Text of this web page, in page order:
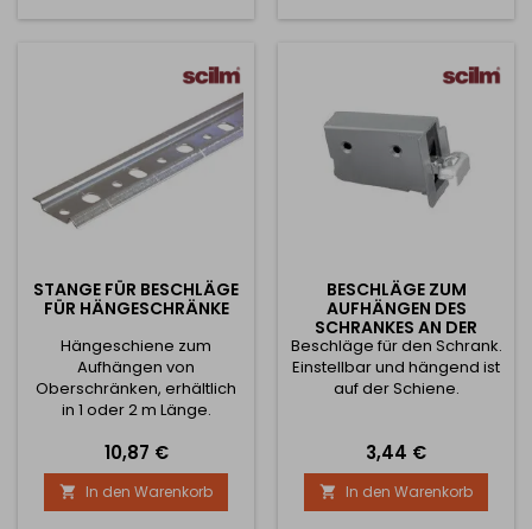
Dübel für 10mm Loch 2 Stck.
Materialstärke 2mm
+8/-8mm,
Tiefenverstellung...
STANGE FÜR BESCHLÄGE
FÜR HÄNGESCHRÄNKE
Hängeschiene zum
Aufhängen von
Oberschränken, erhältlich
in 1 oder 2 m Länge.
Aufhängeschiene durch die
geklopften Löcher, es gibt
zwei Lochdurchmesser auf
der Schiene 6,2 mm und
Preis
10,87 €
 In den Warenkorb
BESCHLÄGE ZUM
AUFHÄNGEN DES
SCHRANKES AN DER
SCHIENE - GRAU / PAAR
Beschläge für den Schrank.
Einstellbar und hängend ist
auf der Schiene.
Preis
3,44 €
 In den Warenkorb